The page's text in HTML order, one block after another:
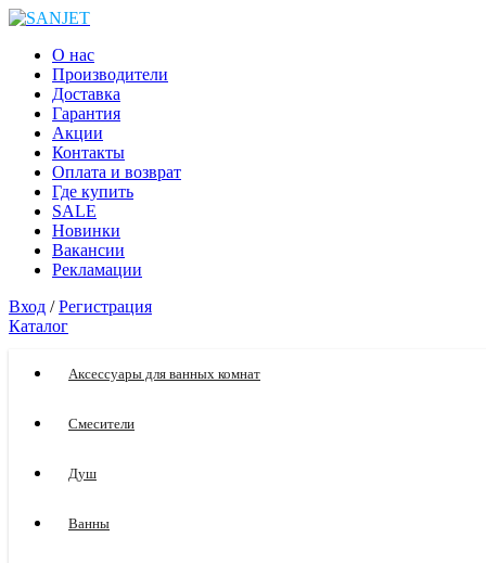
О нас
Производители
Доставка
Гарантия
Акции
Контакты
Оплата и возврат
Где купить
SALE
Новинки
Вакансии
Рекламации
Вход /Регистрация
Каталог
Аксессуары для ванных комнат
Смесители
Душ
Ванны